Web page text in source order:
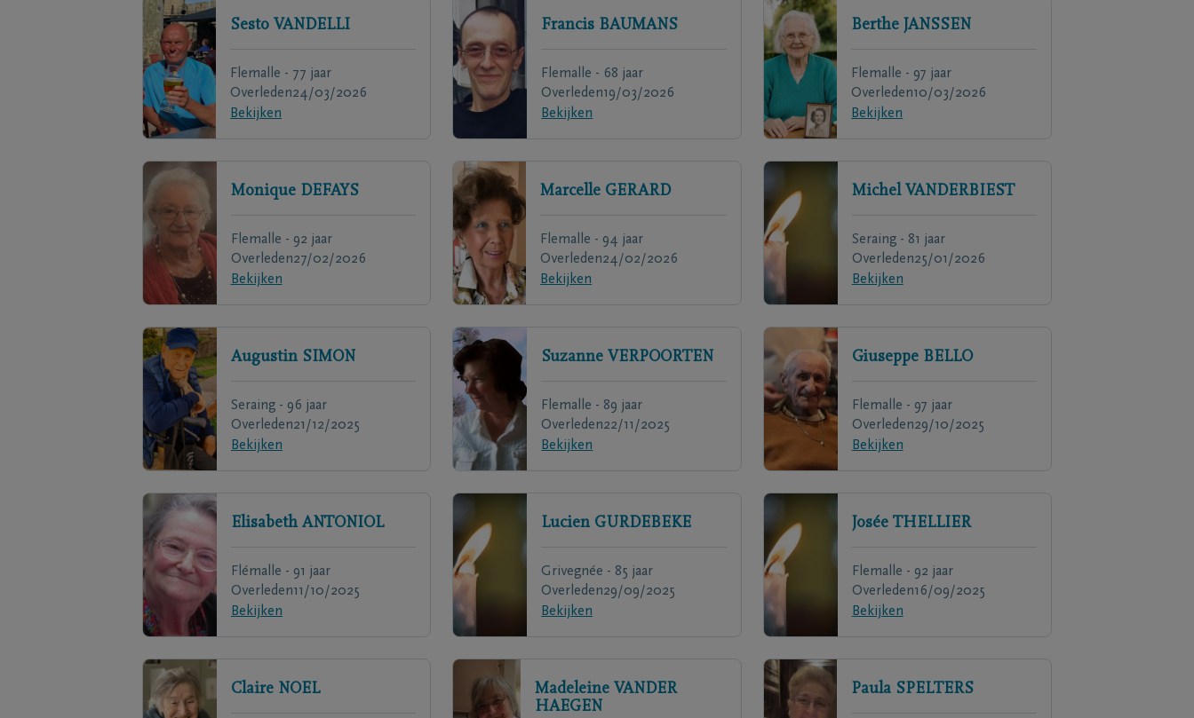
Sesto VANDELLI
Flemalle - 77 jaar
Overleden24/03/2026
Bekijken
Francis BAUMANS
Flemalle - 68 jaar
Overleden19/03/2026
Bekijken
Berthe JANSSEN
Flemalle - 97 jaar
Overleden10/03/2026
Bekijken
Monique DEFAYS
Flemalle - 92 jaar
Overleden27/02/2026
Bekijken
Marcelle GERARD
Flemalle - 94 jaar
Overleden24/02/2026
Bekijken
Michel VANDERBIEST
Seraing - 81 jaar
Overleden25/01/2026
Bekijken
Augustin SIMON
Seraing - 96 jaar
Overleden21/12/2025
Bekijken
Suzanne VERPOORTEN
Flemalle - 89 jaar
Overleden22/11/2025
Bekijken
Giuseppe BELLO
Flemalle - 97 jaar
Overleden29/10/2025
Bekijken
Elisabeth ANTONIOL
Flémalle - 91 jaar
Overleden11/10/2025
Bekijken
Lucien GURDEBEKE
Grivegnée - 85 jaar
Overleden29/09/2025
Bekijken
Josée THELLIER
Flemalle - 92 jaar
Overleden16/09/2025
Bekijken
Claire NOEL Madeleine VANDER
HAEGEN
Paula SPELTERS